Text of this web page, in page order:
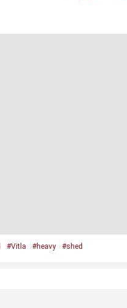
#Vitla #heavy #shed